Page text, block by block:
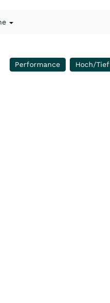
Performance Hoch/Tief